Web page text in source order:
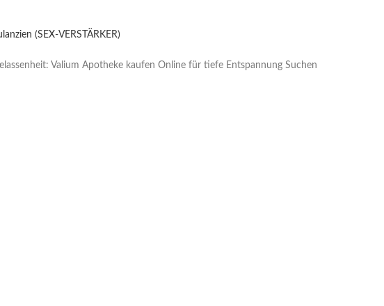
(SEX-VERSTÄRKER)
Valium Apotheke kaufen Online für tiefe Entspannung Suchen